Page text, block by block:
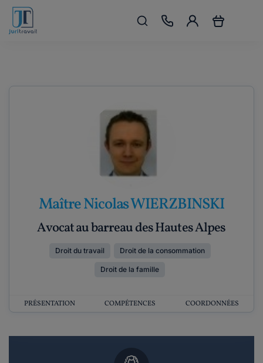
Maître Nicolas WIERZBINSKI
Avocat au barreau des Hautes Alpes
Droit du travail Droit de la consommation
Droit de la famille
PRÉSENTATION COMPÉTENCES COORDONNÉES